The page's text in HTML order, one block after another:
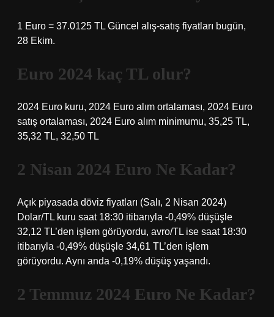
1 Euro = 37.0125 TL Güncel alış-satış fiyatları bugün,
28 Ekim.
Euro 2024 kaç TL olur?
2024 Euro kuru, 2024 Euro alım ortalaması, 2024 Euro
satış ortalaması, 2024 Euro alım minimumu, 35,25 TL,
35,32 TL, 32,50 TL
2 Nisan 2024 Euro Ne Kadar?
Açık piyasada döviz fiyatları (Salı, 2 Nisan 2024)
Dolar/TL kuru saat 18:30 itibarıyla -0,49% düşüşle
32,12 TL’den işlem görüyordu, avro/TL ise saat 18:30
itibarıyla -0,49% düşüşle 34,61 TL’den işlem
görüyordu. Aynı anda -0,19% düşüş yaşandı.
2 Temmuz 2024 Euro Ne Kadar?